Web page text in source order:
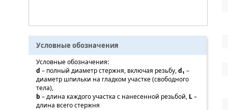
Условные обозначения
Условные обозначения:
d – полный диаметр стержня, включая резьбу,d₁ –
диаметр шпильки на гладком участке (свободного
тела),
b – длина каждого участка с нанесенной резьбой, L–
длина всего стержня